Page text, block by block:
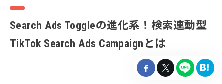
Search Ads Toggleの進化系！検索連動型
TikTok Search Ads Campaignとは
